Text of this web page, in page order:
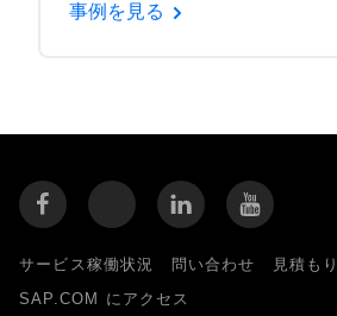
事例を見る
サービス稼働状況 問い合わせ 見積も
SAP.COM にアクセス